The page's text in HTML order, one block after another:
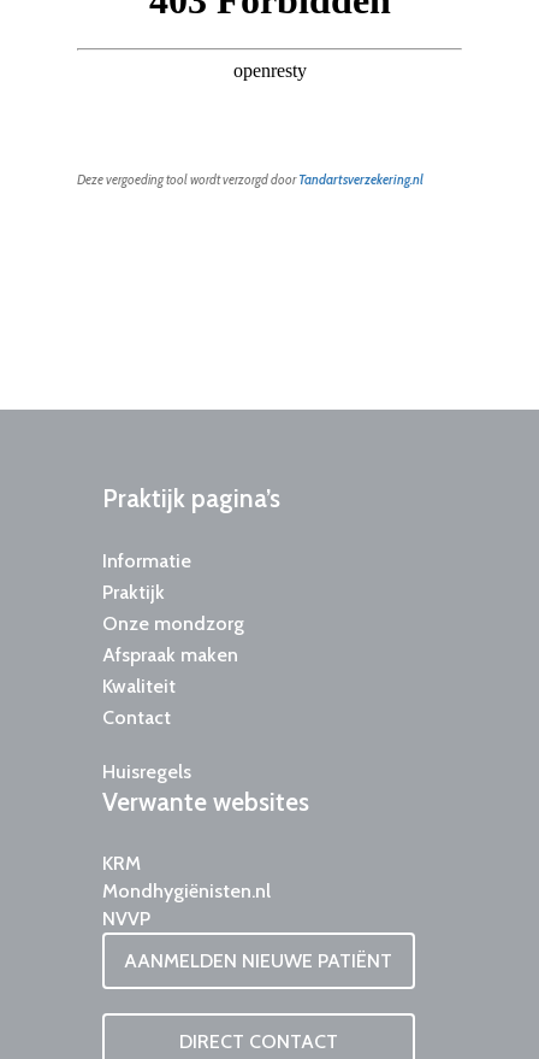
Deze vergoeding tool wordt verzorgd doorTandartsverzekering.nl
Praktijk pagina’s
Informatie
Praktijk
Onze mondzorg
Afspraak maken
Kwaliteit
Contact
Huisregels
Verwantewebsites
KRM
Mondhygiënisten.nl
NVVP
AANMELDEN NIEUWE PATIËNT
DIRECT CONTACT